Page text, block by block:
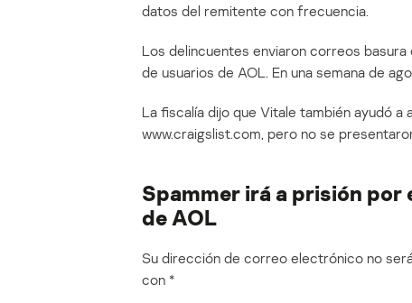
datos del remitente con frecuencia.
Los delincuentes enviaron correos
de usuarios de AOL. En una semana de
La fiscalía dijo que Vitale también ayudó
www.craigslist.com, pero no se
Spammer irá a prisión
de AOL
Su dirección de correo electrónico no
con *